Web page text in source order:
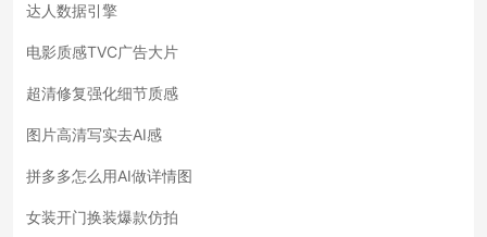
达人数据引擎
电影质感TVC广告大片
超清修复强化细节质感
图片高清写实去AI感
拼多多怎么用AI做详情图
女装开门换装爆款仿拍